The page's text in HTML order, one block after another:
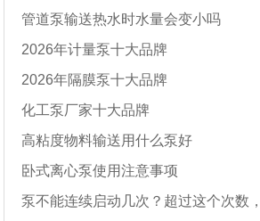
管道泵输送热水时水量会变小吗
2026年计量泵十大品牌
2026年隔膜泵十大品牌
化工泵厂家十大品牌
高粘度物料输送用什么泵好
卧式离心泵使用注意事项
泵不能连续启动几次？超过这个次数